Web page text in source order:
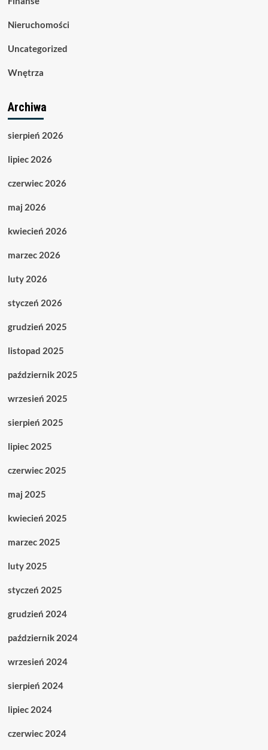
Nieruchomości
Uncategorized
Wnętrza
Archiwa
sierpień 2026
lipiec 2026
czerwiec 2026
maj 2026
kwiecień 2026
marzec 2026
luty 2026
styczeń 2026
grudzień 2025
listopad 2025
październik 2025
wrzesień 2025
sierpień 2025
lipiec 2025
czerwiec 2025
maj 2025
kwiecień 2025
marzec 2025
luty 2025
styczeń 2025
grudzień 2024
październik 2024
wrzesień 2024
sierpień 2024
lipiec 2024
czerwiec 2024